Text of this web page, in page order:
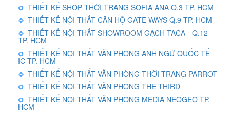
THIẾT KẾ SHOP THỜI TRANG SOFIA ANA Q.3 TP. HCM
THIẾT KẾ NỘI THẤT CĂN HỘ GATE WAYS Q.9 TP. HCM
THIẾT KẾ NỘI THẤT SHOWROOM GẠCH TACA - Q.12
TP. HCM
THIẾT KẾ NỘI THẤT VĂN PHÒNG ANH NGỮ QUỐC TẾ
IC TP. HCM
THIẾT KẾ NỘI THẤT VĂN PHÒNG THỜI TRANG PARROT
THIẾT KẾ NỘI THẤT VĂN PHÒNG THE THIRD
THIẾT KẾ NỘI THẤT VĂN PHÒNG MEDIA NEOGEO TP.
HCM